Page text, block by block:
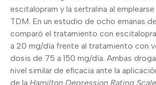
escitalopram y la sertralina al
TDM. En un estudio de ocho emanas
comparó el tratamiento con
a 20 mg/día frente al tratamiento con
dosis de 75 a 150 mg/día. Ambas
nivel similar de eficacia ante la
de la Hamilton Depression Rating Scale